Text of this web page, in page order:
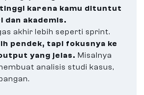
karena kamu dituntut
dan akademis.
akhir lebih seperti sprint.
pendek, tapi fokusnya ke
yang jelas. Misalnya
analisis studi kasus,